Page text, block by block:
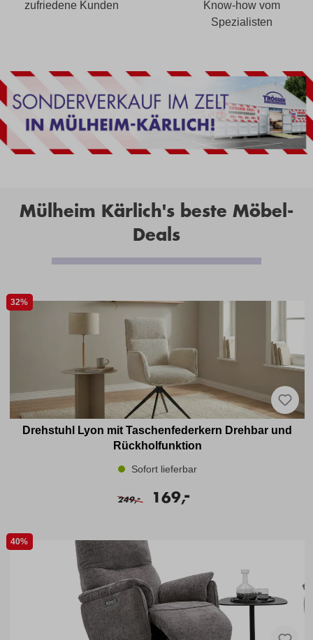
zufriedene Kunden
Know-how vom
Spezialisten
Mülheim Kärlich's beste Möbel-
Deals
32%
Drehstuhl Lyon mit Taschenfederkern Drehbar und
Rückholfunktion
Sofort lieferbar
249,
- 169,
-
40%